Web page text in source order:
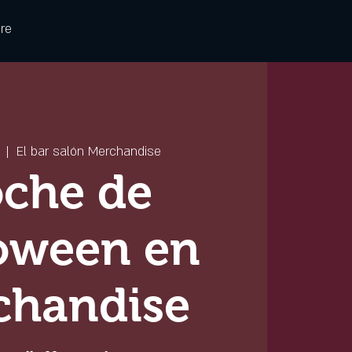
|
El bar salón Merchandise
de
en